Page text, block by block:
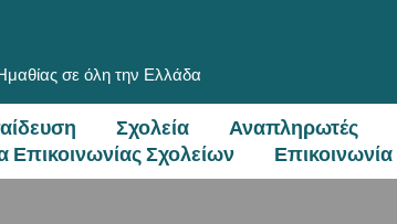
σε όλη την Ελλάδα
Σχολεία Αναπληρωτές
Επικοινωνίας Σχολείων Επικοινωνία